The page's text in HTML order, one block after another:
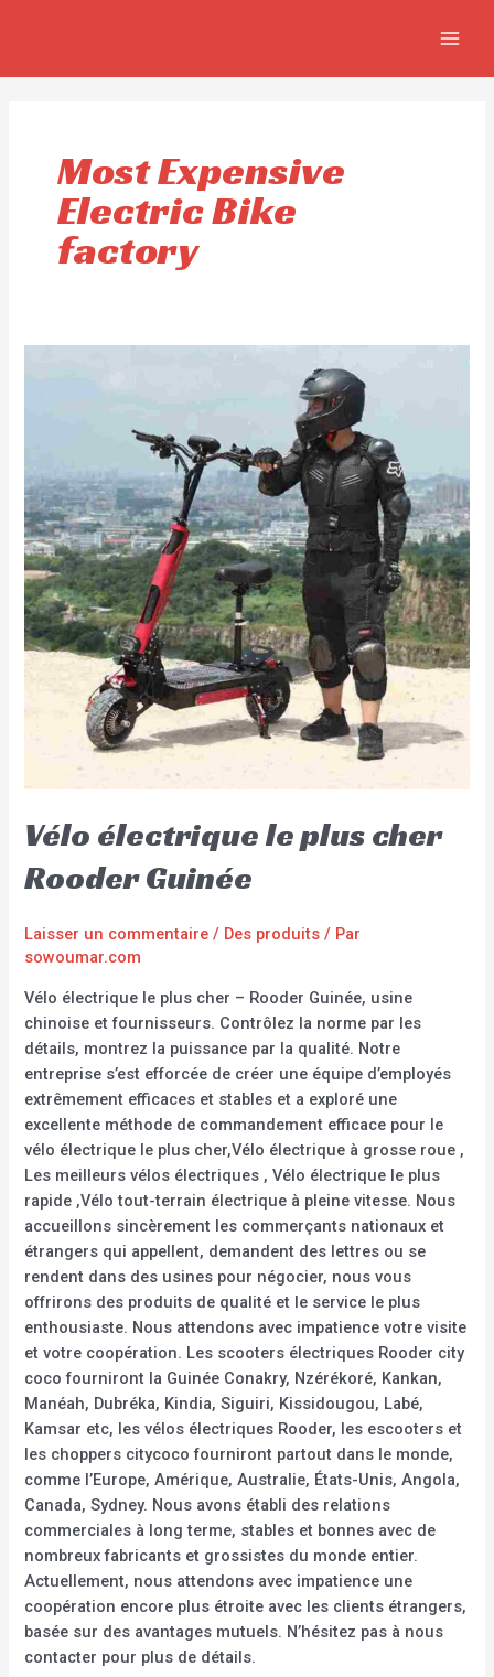
Most Expensive
Electric Bike
factory
Vélo électrique le plus cher
Rooder Guinée
Laisser un commentaire / Des produits / Par
sowoumar.com
Vélo électrique le plus cher – Rooder Guinée, usine
chinoise et fournisseurs. Contrôlez la norme par les
détails, montrez la puissance par la qualité. Notre
entreprise s’est efforcée de créer une équipe d’employés
extrêmement efficaces et stables et a exploré une
excellente méthode de commandement efficace pour le
vélo électrique le plus cher,Vélo électrique à grosse roue ,
Les meilleurs vélos électriques , Vélo électrique le plus
rapide ,Vélo tout-terrain électrique à pleine vitesse. Nous
accueillons sincèrement les commerçants nationaux et
étrangers qui appellent, demandent des lettres ou se
rendent dans des usines pour négocier, nous vous
offrirons des produits de qualité et le service le plus
enthousiaste. Nous attendons avec impatience votre visite
et votre coopération. Les scooters électriques Rooder city
coco fourniront la Guinée Conakry, Nzérékoré, Kankan,
Manéah, Dubréka, Kindia, Siguiri, Kissidougou, Labé,
Kamsar etc, les vélos électriques Rooder, les escooters et
les choppers citycoco fourniront partout dans le monde,
comme l’Europe, Amérique, Australie, États-Unis, Angola,
Canada, Sydney. Nous avons établi des relations
commerciales à long terme, stables et bonnes avec de
nombreux fabricants et grossistes du monde entier.
Actuellement, nous attendons avec impatience une
coopération encore plus étroite avec les clients étrangers,
basée sur des avantages mutuels. N’hésitez pas à nous
contacter pour plus de détails.